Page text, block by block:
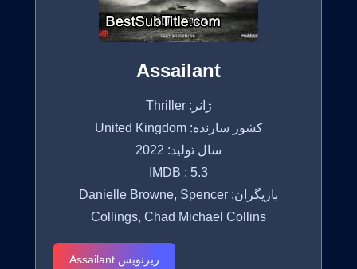
Assailant
ژانر: Thriller
کشور سازنده: United Kingdom
سال تولید: 2022
IMDB : 5.3
بازیگران: Danielle Browne, Spencer
Collings, Chad Michael Collins
زیرنویس Assailant